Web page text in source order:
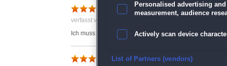
Gelungene Übungen
verfasst von Anonym am 16.05.2021 um 13:37
Ich muss einiges trainieren um auf die volle Punktzahl
Toll
Personalised advertising
measurement, audience
Actively scan device
Ensure security, prevent
List of Partners (vendors)